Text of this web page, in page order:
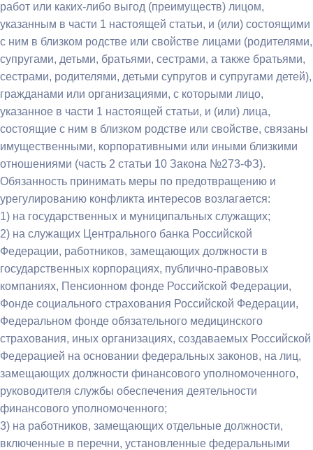
работ или каких-либо выгод (преимуществ) лицом,
указанным в части 1 настоящей статьи, и (или) состоящими
с ним в близком родстве или свойстве лицами (родителями,
супругами, детьми, братьями, сестрами, а также братьями,
сестрами, родителями, детьми супругов и супругами детей),
гражданами или организациями, с которыми лицо,
указанное в части 1 настоящей статьи, и (или) лица,
состоящие с ним в близком родстве или свойстве, связаны
имущественными, корпоративными или иными близкими
отношениями (часть 2 статьи 10 Закона №273-ФЗ).
Обязанность принимать меры по предотвращению и
урегулированию конфликта интересов возлагается:
1) на государственных и муниципальных служащих;
2) на служащих Центрального банка Российской
Федерации, работников, замещающих должности в
государственных корпорациях, публично-правовых
компаниях, Пенсионном фонде Российской Федерации,
Фонде социального страхования Российской Федерации,
Федеральном фонде обязательного медицинского
страхования, иных организациях, создаваемых Российской
Федерацией на основании федеральных законов, на лиц,
замещающих должности финансового уполномоченного,
руководителя службы обеспечения деятельности
финансового уполномоченного;
3) на работников, замещающих отдельные должности,
включенные в перечни, установленные федеральными